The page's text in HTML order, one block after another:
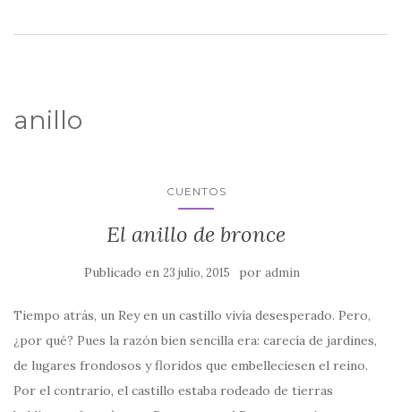
anillo
CUENTOS
El anillo de bronce
Publicado en 23 julio, 2015 por admin
Tiempo atrás, un Rey en un castillo vivía desesperado. Pero,
¿por qué? Pues la razón bien sencilla era: carecía de jardines,
de lugares frondosos y floridos que embelleciesen el reino.
Por el contrario, el castillo estaba rodeado de tierras